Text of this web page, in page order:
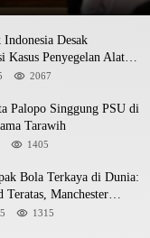
Desak
Kasus Penyegelan Alat
PT Kasmar 2
2067
Palopo Singgung PSU di
Tarawih
1405
Bola Terkaya di Dunia:
Teratas, Manchester
1315